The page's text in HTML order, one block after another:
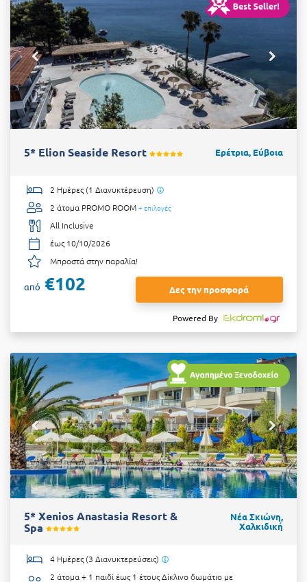
5* Elion Seaside Resort Ερέτρια, Εύβοια
2 Ημέρες (1 Διανυκτέρευση)
2 άτομα PROMO ROOM + επιλογές
All Inclusive
έως 10/10/2026
Μπροστά στην παραλία!
από €102 Δες την προσφορά
Powered By
5* Xenios Anastasia Resort &
Spa
Νέα Σκιώνη,
Χαλκιδική
4 Ημέρες (3 Διανυκτερεύσεις)
2 άτομα + 1 παιδί έως 1 έτουςΔίκλινο δωμάτιο με